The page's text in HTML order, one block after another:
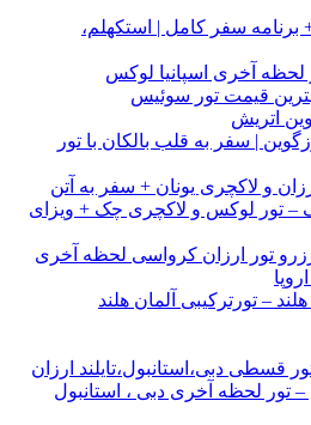
برنامه سفر کامل | استکهلم،
لحظه آخری اسپانیا لوکس
قیمت تور سوئیس
اتریش
| سفر به قلب بالکان با تور
و لاکچری یونان + سفر به آتن
– تور لوکس و لاکچری چک + ویزای
تور ارزان کرواسی لحظه آخری
– تورترکیبی آلمان هلند
قسطی دبی،استانبول،تایلند ارزان
تور لحظه آخری دبی ، استانبول